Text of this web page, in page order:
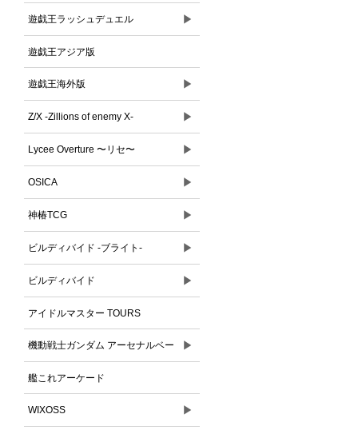
遊戯王ラッシュデュエル ▶
遊戯王アジア版
遊戯王海外版 ▶
Z/X -Zillions of enemy X- ▶
Lycee Overture 〜リセ〜 ▶
OSICA ▶
神椿TCG ▶
ビルディバイド -ブライト- ▶
ビルディバイド ▶
アイドルマスター TOURS
機動戦士ガンダム アーセナルベー
ス
▶
艦これアーケード
WIXOSS ▶